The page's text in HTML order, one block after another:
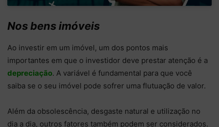
Nos bens imóveis
Ao investir em um imóvel, um dos pontos mais
importantes em que o investidor deve prestar atenção é a
depreciação. A variável é fundamental para que você
saiba se o seu imóvel pode sofrer uma flutuação de valor.
Além da obsolescência, desgaste natural e utilização no
dia a dia, outros fatores também podem ser considerados.